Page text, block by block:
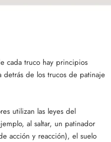
cada truco hay principios
de los trucos de patinaje
utilizan las leyes del
al saltar, un patinador
acción y reacción), el suelo